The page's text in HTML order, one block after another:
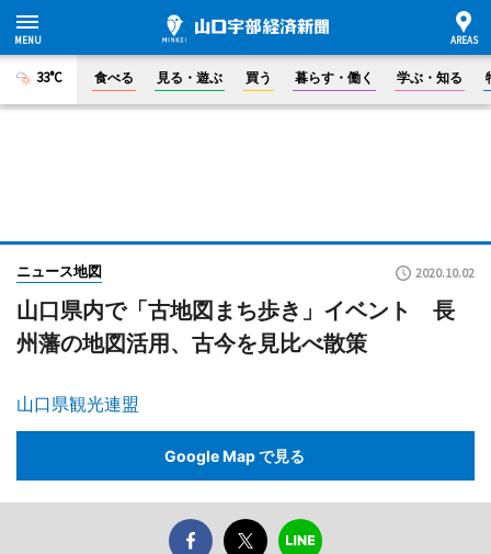
33°C 食べる 見る・遊ぶ 買う 暮らす・働く 学ぶ・知る
ニュース地図 2020.10.02
山口県内で「古地図まち歩き」イベント 長
州藩の地図活用、古今を見比べ散策
山口県観光連盟
Google Map で見る